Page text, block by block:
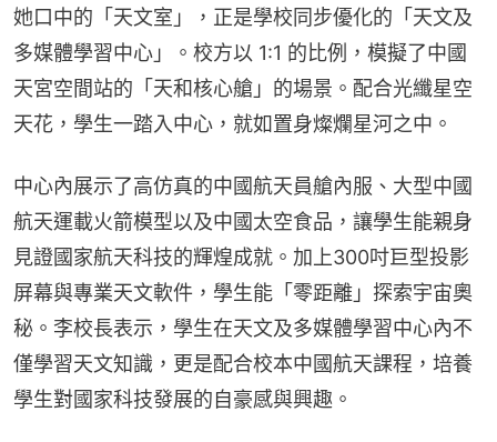
她口中的「天文室」，正是學校同步優化的「天文及
多媒體學習中心」。校方以 1:1 的比例，模擬了中國
天宮空間站的「天和核心艙」的場景。配合光纖星空
天花，學生一踏入中心，就如置身燦爛星河之中。
中心內展示了高仿真的中國航天員艙內服、大型中國
航天運載火箭模型以及中國太空食品，讓學生能親身
見證國家航天科技的輝煌成就。加上300吋巨型投影
屏幕與專業天文軟件，學生能「零距離」探索宇宙奧
秘。李校長表示，學生在天文及多媒體學習中心內不
僅學習天文知識，更是配合校本中國航天課程，培養
學生對國家科技發展的自豪感與興趣。